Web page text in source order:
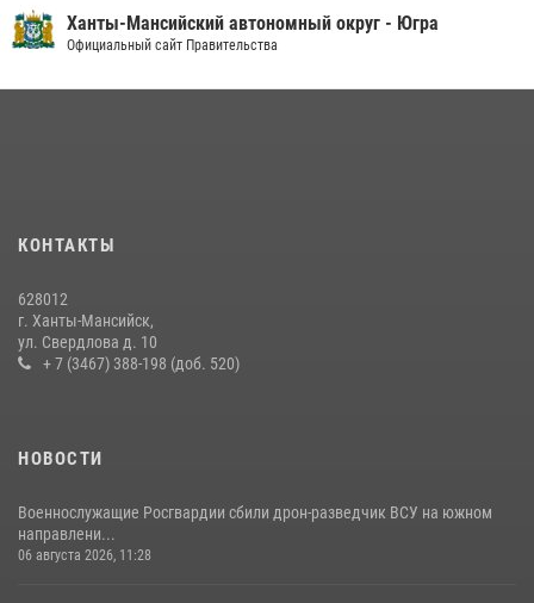
08 июля 2026, 09:04
18 июля 2026, 11:25
тематические встречи с молодежью
29 июля 2026, 09:54
Ханты-Мансийский автономный округ - Югра
Официальный сайт Правительства
КОНТАКТЫ
628012
г. Ханты-Мансийск,
ул. Свердлова д. 10
+ 7 (3467) 388-198 (доб. 520)
НОВОСТИ
Военнослужащие Росгвардии сбили дрон-разведчик ВСУ на южном
направлени...
06 августа 2026, 11:28